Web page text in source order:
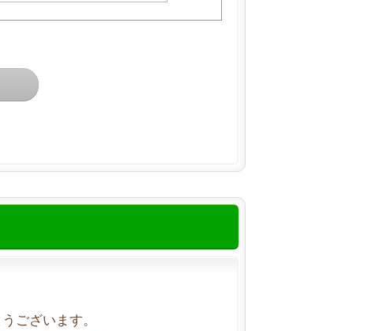
ございます。